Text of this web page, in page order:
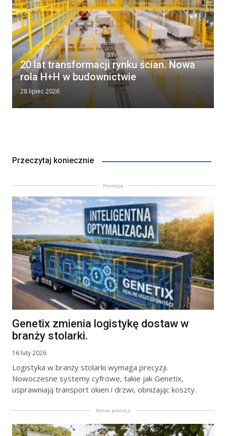
20 lat transformacji rynku ścian. Nowa
rola H+H w budownictwie
28 lipiec 2026
Przeczytaj koniecznie
Promocja
Genetix zmienia logistykę dostaw w
branży stolarki.
16 luty 2026
Logistyka w branży stolarki wymaga precyzji.
Nowoczesne systemy cyfrowe, takie jak Genetix,
usprawniają transport okien i drzwi, obniżając koszty.
Koniec promocji